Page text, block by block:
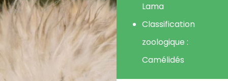
Lama
Classification
zoologique :
Camélidés